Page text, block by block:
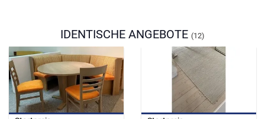
IDENTISCHE ANGEBOTE (12)